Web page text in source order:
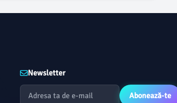
Newsletter
Abonează-te